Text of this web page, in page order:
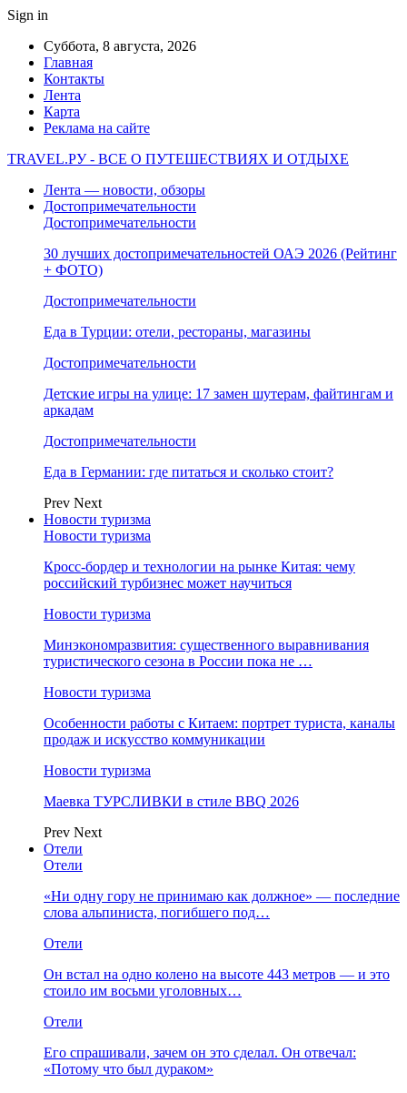
Sign in
Суббота, 8 августа, 2026
Главная
Контакты
Лента
Карта
Реклама на сайте
TRAVEL.РУ - ВСЕ О ПУТЕШЕСТВИЯХ И ОТДЫХЕ
Лента — новости, обзоры
Достопримечательности
Достопримечательности
30 лучших достопримечательностей ОАЭ 2026 (Рейтинг
+ ФОТО)
Достопримечательности
Еда в Турции: отели, рестораны, магазины
Достопримечательности
Детские игры на улице: 17 замен шутерам, файтингам и
аркадам
Достопримечательности
Еда в Германии: где питаться и сколько стоит?
Prev Next
Новости туризма
Новости туризма
Кросс-бордер и технологии на рынке Китая: чему
российский турбизнес может научиться
Новости туризма
Минэкономразвития: существенного выравнивания
туристического сезона в России пока не …
Новости туризма
Особенности работы с Китаем: портрет туриста, каналы
продаж и искусство коммуникации
Новости туризма
Маевка ТУРСЛИВКИ в стиле BBQ 2026
Prev Next
Отели
Отели
«Ни одну гору не принимаю как должное» — последние
слова альпиниста, погибшего под…
Отели
Он встал на одно колено на высоте 443 метров — и это
стоило им восьми уголовных…
Отели
Его спрашивали, зачем он это сделал. Он отвечал:
«Потому что был дураком»